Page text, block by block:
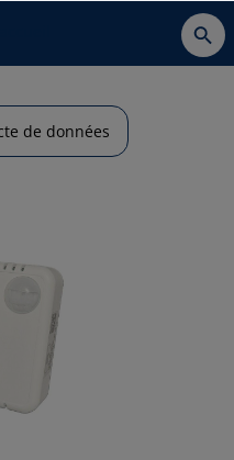
de données